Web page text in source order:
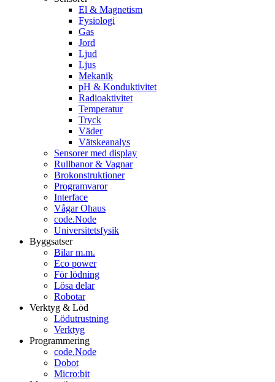
El & Magnetism
Fysiologi
Gas
Jord
Ljud
Ljus
Mekanik
pH & Konduktivitet
Radioaktivitet
Temperatur
Tryck
Väder
Vätskeanalys
Sensorer med display
Rullbanor & Vagnar
Brokonstruktioner
Programvaror
Interface
Vågar Ohaus
code.Node
Universitetsfysik
Byggsatser
Bilar m.m.
Eco power
För lödning
Lösa delar
Robotar
Verktyg & Löd
Lödutrustning
Verktyg
Programmering
code.Node
Dobot
Micro:bit